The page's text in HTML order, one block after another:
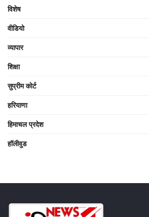
विशेष
वीडियो
व्यापार
शिक्षा
सुप्रीम कोर्ट
हरियाणा
हिमाचल प्रदेश
हॉलीवुड